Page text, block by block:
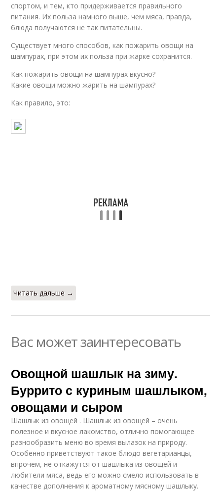
спортом, и тем, кто придерживается правильного
питания. Их польза намного выше, чем мяса, правда,
блюда получаются не так питательны.
Существует много способов, как пожарить овощи на
шампурах, при этом их польза при жарке сохранится.
Как пожарить овощи на шампурах вкусно?
Какие овощи можно жарить на шампурах?
Как правило, это:
Читать дальше →
Вас может заинтересовать
Овощной шашлык на зиму.
Буррито с куриным шашлыком,
овощами и сыром
Шашлык из овощей . Шашлык из овощей – очень
полезное и вкусное лакомство, отлично помогающее
разнообразить меню во время вылазок на природу.
Особенно приветствуют такое блюдо вегетарианцы,
впрочем, не откажутся от шашлыка из овощей и
любители мяса, ведь его можно смело использовать в
качестве дополнения к ароматному мясному шашлыку.